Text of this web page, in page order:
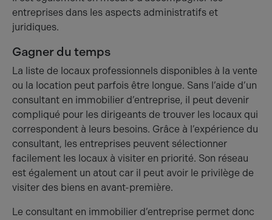
entreprises dans les aspects administratifs et
juridiques.
Gagner du temps
La liste de locaux professionnels disponibles à la vente
ou la location peut parfois être longue. Sans l’aide d’un
consultant en immobilier d’entreprise, il peut devenir
compliqué pour les dirigeants de trouver les locaux qui
correspondent à leurs besoins. Grâce à l’expérience du
consultant, les entreprises peuvent sélectionner
facilement les locaux à visiter en priorité. Son réseau
est également un atout car il peut avoir le privilège de
visiter des biens en avant-première.
Le consultant en immobilier d’entreprise permet donc